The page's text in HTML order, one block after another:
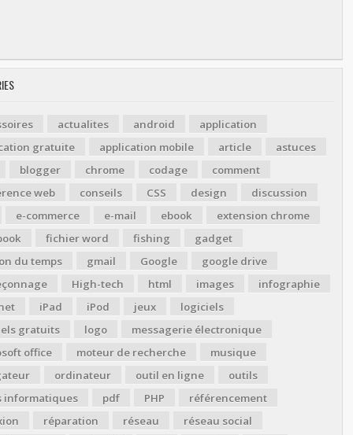
actualites android
application
gratuite
application mobile article
astuces
blogger
chrome codage
comment
web
conseils CSS design
discussion
e-commerce
e-mail ebook
extension chrome
fichier word fishing
gadget
du temps
gmail Google
google drive
High-tech html images
infographie
iPad iPod jeux
logiciels
gratuits
logo
messagerie électronique
office
moteur de recherche
musique
ordinateur outil en ligne
outils
informatiques
pdf PHP
référencement
réparation réseau
réseau social